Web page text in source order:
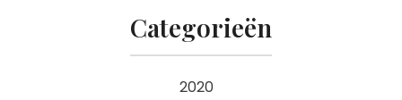
Categorieën
2020